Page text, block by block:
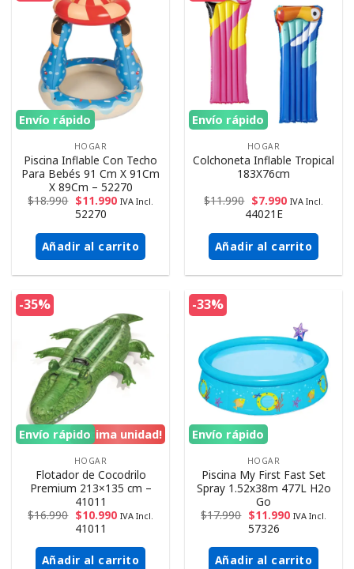
Envío rápido
HOGAR
Piscina Inflable Con Techo
Para Bebés 91 Cm X 91Cm
X 89Cm – 52270
$18.990 $11.990 IVA Incl.
52270
Añadir al carrito
Envío rápido
HOGAR
Colchoneta Inflable Tropical
183X76cm
$11.990 $7.990 IVA Incl.
44021E
Añadir al carrito
-35%
¡Ultima unidad!
Envío rápido
HOGAR
Flotador de Cocodrilo
Premium 213×135 cm –
41011
$16.990 $10.990 IVA Incl.
41011
Añadir al carrito
-33%
Envío rápido
HOGAR
Piscina My First Fast Set
Spray 1.52x38m 477L H2o
Go
$17.990 $11.990 IVA Incl.
57326
Añadir al carrito